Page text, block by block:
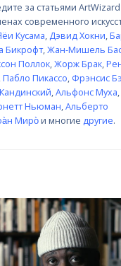
за статьями
современного
Кусама, Дэвид Хокни,
Бикрофт,Жан-Мишель
Поллок,Жорж Брак,
,Пабло Пикассо, Фрэнсис
,Альфонс Муха,
Ньюман,Альберто
Миро̀и многие другие.